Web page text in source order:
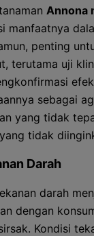
Annona
manfaatnya
penting
terutama uji
sebagai
yang tidak
tidak
Darah
darah
dengan
Kondisi